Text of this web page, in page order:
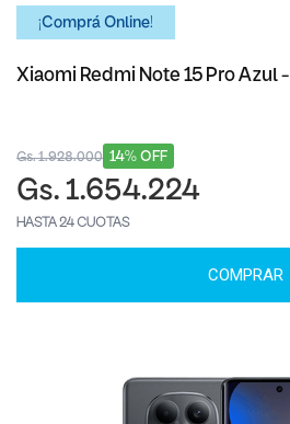
¡Comprá Online!
Xiaomi Redmi Note 15 Pro Azul
14% OFF
Gs. 1.928.000
Gs. 1.654.224
HASTA 24 CUOTAS
COMPRAR